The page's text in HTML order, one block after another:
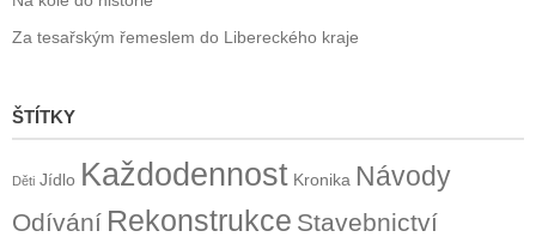
Za tesařským řemeslem do Libereckého kraje
ŠTÍTKY
Děti Jídlo Každodennost Kronika Návody
Odívání Rekonstrukce Stavebnictví